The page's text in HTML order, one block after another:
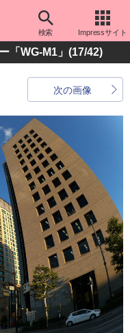
検索 Impressサイト
「WG-M1」 (17/42)
次の画像